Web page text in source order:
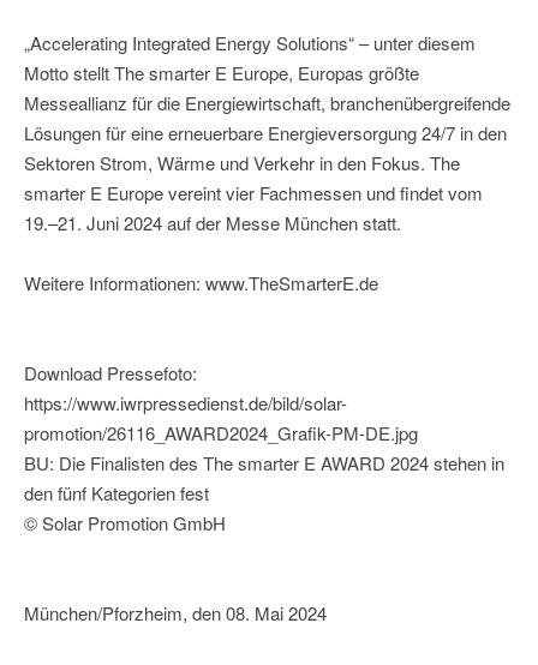
„Accelerating Integrated Energy Solutions“ – unter diesem
Motto stellt The smarter E Europe, Europas größte
Messeallianz für die Energiewirtschaft, branchenübergreifende
Lösungen für eine erneuerbare Energieversorgung 24/7 in den
Sektoren Strom, Wärme und Verkehr in den Fokus. The
smarter E Europe vereint vier Fachmessen und findet vom
19.–21. Juni 2024 auf der Messe München statt.
Weitere Informationen: www.TheSmarterE.de
Download Pressefoto:
https://www.iwrpressedienst.de/bild/solar-
promotion/26116_AWARD2024_Grafik-PM-DE.jpg
BU: Die Finalisten des The smarter E AWARD 2024 stehen in
den fünf Kategorien fest
© Solar Promotion GmbH
München/Pforzheim, den 08. Mai 2024